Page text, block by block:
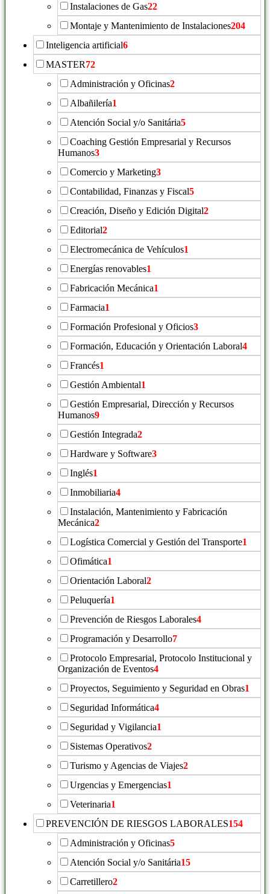
Instalaciones de Gas22
Montaje y Mantenimiento de Instalaciones204
Inteligencia artificial6
MASTER72
Administración y Oficinas2
Albañilería1
Atención Social y/o Sanitária5
Coaching Gestión Empresarial y Recursos
Humanos3
Comercio y Marketing3
Contabilidad, Finanzas y Fiscal5
Creación, Diseño y Edición Digital2
Editorial2
Electromecánica de Vehículos1
Energías renovables1
Fabricación Mecánica1
Farmacia1
Formación Profesional y Oficios3
Formación, Educación y Orientación Laboral4
Francés1
Gestión Ambiental1
Gestión Empresarial, Dirección y Recursos
Humanos9
Gestión Integrada2
Hardware y Software3
Inglés1
Inmobiliaria4
Instalación, Mantenimiento y Fabricación
Mecánica2
Logística Comercial y Gestión del Transporte1
Ofimática1
Orientación Laboral2
Peluquería1
Prevención de Riesgos Laborales4
Programación y Desarrollo7
Protocolo Empresarial, Protocolo Institucional y
Organización de Eventos4
Proyectos, Seguimiento y Seguridad en Obras1
Seguridad Informática4
Seguridad y Vigilancia1
Sistemas Operativos2
Turismo y Agencias de Viajes2
Urgencias y Emergencias1
Veterinaria1
PREVENCIÓN DE RIESGOS LABORALES154
Administración y Oficinas5
Atención Social y/o Sanitária15
Carretillero2